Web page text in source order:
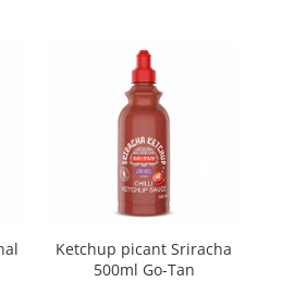
Ketchup picant Sriracha
500ml Go-Tan